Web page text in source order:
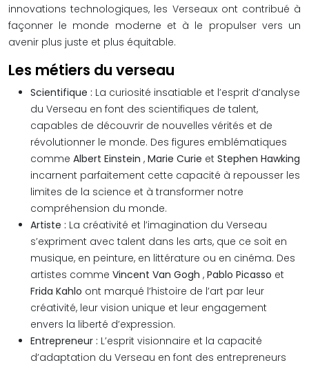
innovations technologiques, les Verseaux ont contribué à
façonner le monde moderne et à le propulser vers un
avenir plus juste et plus équitable.
Les métiers du verseau
Scientifique : La curiosité insatiable et l’esprit d’analyse
du Verseau en font des scientifiques de talent,
capables de découvrir de nouvelles vérités et de
révolutionner le monde. Des figures emblématiques
comme Albert Einstein , Marie Curie et Stephen Hawking
incarnent parfaitement cette capacité à repousser les
limites de la science et à transformer notre
compréhension du monde.
Artiste : La créativité et l’imagination du Verseau
s’expriment avec talent dans les arts, que ce soit en
musique, en peinture, en littérature ou en cinéma. Des
artistes comme Vincent Van Gogh , Pablo Picasso et
Frida Kahlo ont marqué l’histoire de l’art par leur
créativité, leur vision unique et leur engagement
envers la liberté d’expression.
Entrepreneur : L’esprit visionnaire et la capacité
d’adaptation du Verseau en font des entrepreneurs